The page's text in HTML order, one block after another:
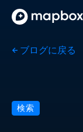
← ブログに戻る
検索